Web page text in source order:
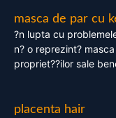
masca de par cu
?n lupta cu
n? o reprezint?
propriet??ilor sale
placenta hair